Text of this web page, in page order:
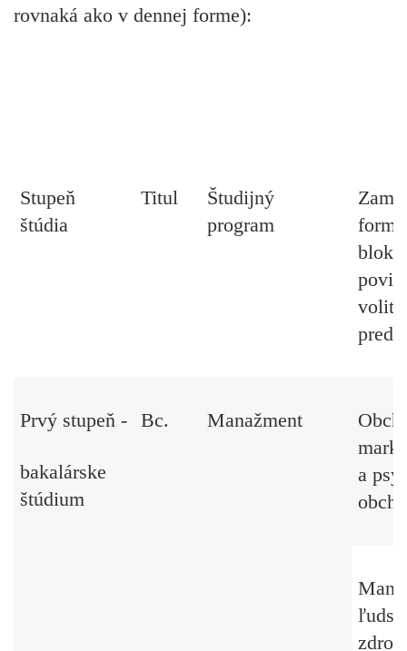
rovnaká ako v dennej forme):
Stupeň
štúdia
Titul
Študijný
program
Prvý stupeň -
bakalárske
štúdium
Bc. Manažment
a